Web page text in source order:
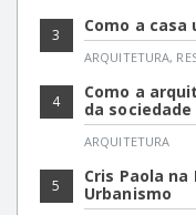
3 Como a casa
ARQUITETURA,
4
Como a
da sociedade
ARQUITETURA
5
Cris Paola
Urbanismo